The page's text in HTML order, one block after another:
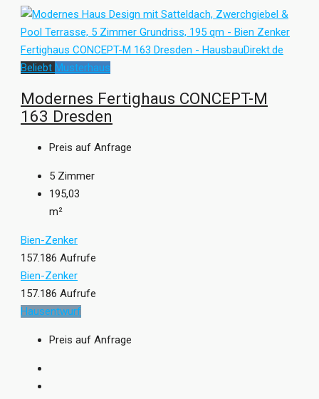
Beliebt Musterhaus
Modernes Fertighaus CONCEPT-M
163 Dresden
Preis auf Anfrage
5 Zimmer
195,03
m²
Bien-Zenker
157.186 Aufrufe
Bien-Zenker
157.186 Aufrufe
Hausentwurf
Preis auf Anfrage